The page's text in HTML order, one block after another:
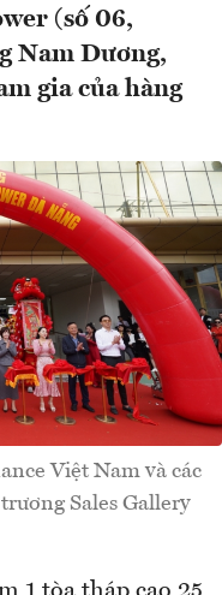
(số 06,
Nam Dương,
gia của hàng
Việt Nam và các
Sales Gallery